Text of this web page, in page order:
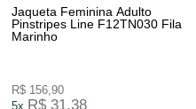
Jaqueta Feminina Adulto
Pinstripes Line F12TN030 Fila
Marinho
R$ 156,90
5x R$ 31,38